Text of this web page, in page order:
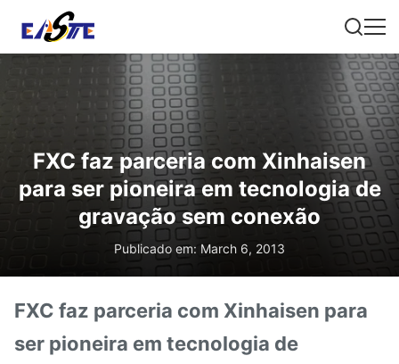
FXC faz parceria com Xinhaisen
para ser pioneira em tecnologia de
gravação sem conexão
Publicado em: March 6, 2013
FXC faz parceria com Xinhaisen para
ser pioneira em tecnologia de